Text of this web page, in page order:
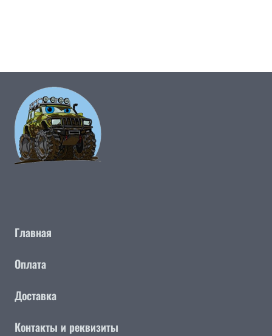
Главная
Оплата
Доставка
Контакты и реквизиты